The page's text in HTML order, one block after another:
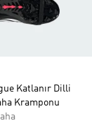
Katlanır Dilli
Kramponu